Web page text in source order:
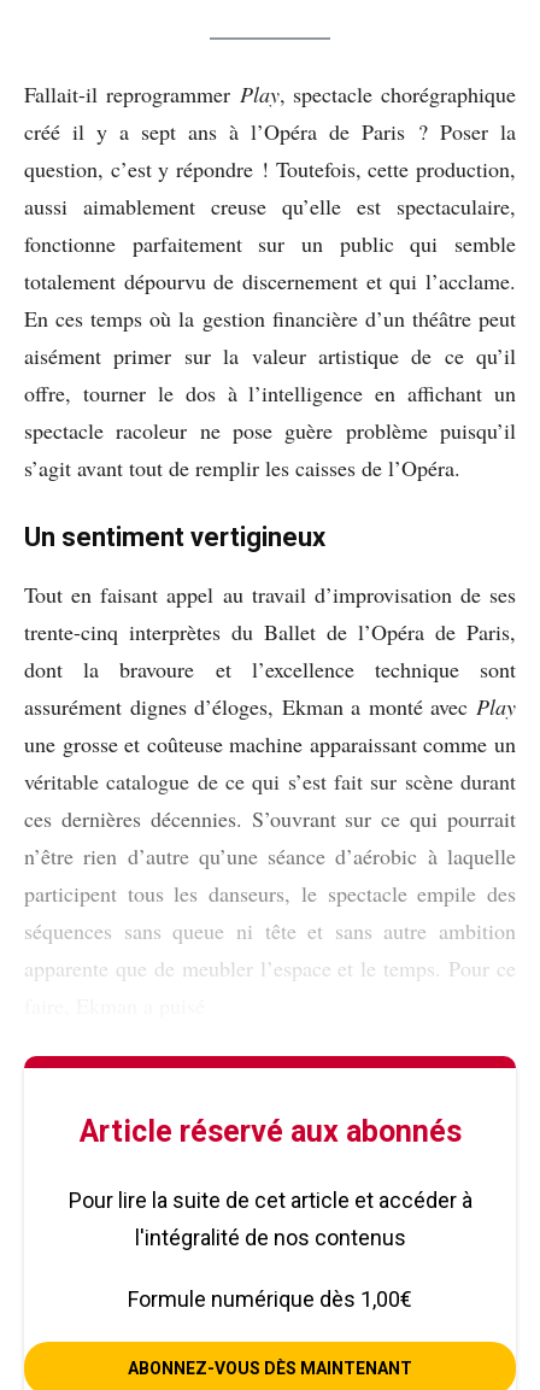
Fallait-il reprogrammerPlay, spectacle chorégraphique
créé il y a sept ans à l’Opéra de Paris ? Poser la
question, c’est y répondre ! Toutefois, cette production,
aussi aimablement creuse qu’elle est spectaculaire,
fonctionne parfaitement sur un public qui semble
totalement dépourvu de discernement et qui l’acclame.
En ces temps où la gestion financière d’un théâtre peut
aisément primer sur la valeur artistique de ce qu’il
offre, tourner le dos à l’intelligence en affichant un
spectacle racoleur ne pose guère problème puisqu’il
s’agit avant tout de remplir les caisses de l’Opéra.
Un sentiment vertigineux
Tout en faisant appel au travail d’improvisation de ses
trente-cinq interprètes du Ballet de l’Opéra de Paris,
dont la bravoure et l’excellence technique sont
assurément dignes d’éloges, Ekman a monté avec Play
une grosse et coûteuse machine apparaissant comme un
véritable catalogue de ce qui s’est fait sur scène durant
ces dernières décennies. S’ouvrant sur ce qui pourrait
n’être rien d’autre qu’une séance d’aérobic à laquelle
participent tous les danseurs, le spectacle empile des
séquences sans queue ni tête et sans autre ambition
apparente que de meubler l’espace et le temps. Pour ce
Article réservé aux abonnés
Pour lire la suite de cet article et accéder à
l'intégralité de nos contenus
Formule numérique dès 1,00€
ABONNEZ-VOUS DÈS MAINTENANT